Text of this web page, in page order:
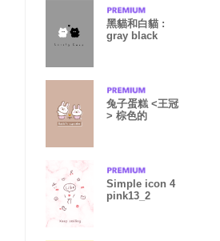
黑貓和白貓 :
gray black
兔子蛋糕 <王冠
> 棕色的
Simple icon 4
pink13_2